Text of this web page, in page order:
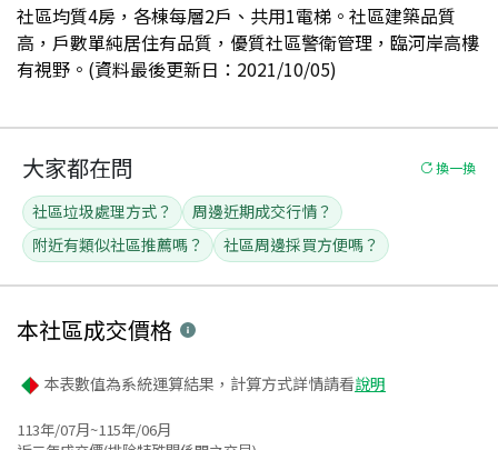
社區均質4房，各棟每層2戶、共用1電梯。社區建築品質
高，戶數單純居住有品質，優質社區警衛管理，臨河岸高樓
有視野。(資料最後更新日：2021/10/05)
大家都在問 換一換
社區垃圾處理方式？
周邊近期成交行情？
附近有類似社區推薦嗎？
社區周邊採買方便嗎？
本社區成交價格
本表數值為系統運算結果，計算方式詳情請看說明
113年/07月~115年/06月